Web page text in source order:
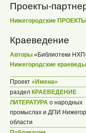
Проекты-
Нижегородские ПРОЕКТЫ
Краеведение
Авторы «Библиотеки
Нижегородские краеведы
Проект «Имена»
раздел КРАЕВЕДЕНИЕ
ЛИТЕРАТУРА о народных
промыслах и ДПИ
области